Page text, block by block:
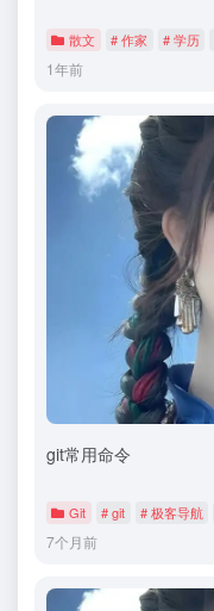
散文 # 作家 # 学历
1年前
git常用命令
Git # git # 极客导航
7个月前